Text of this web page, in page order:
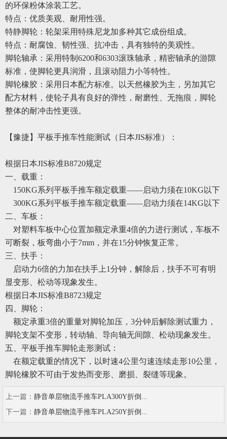
的环保粉体涂装工艺。
特点： 优质美观、耐用性强。
特静脚轮：轮架采用特殊尼龙加多种其它成份组成。
特点：耐腐蚀、韧性强、抗冲击，具有独特的美观性。
脚轮轴承：采用特制 6200和6303滚珠轴承，精密轴承的游隙
标准，使脚轮更具润滑，且滚动阻力小等特性。
脚轮橡胶：采用日本配方标准。以天然橡胶为主，另加其它
配方材料，使轮子具有良好的弹性，耐磨性、无拖痕，脚轮
整体的耐冲击性更强。
【豫捷】 平板手推车性能测试（日本JIS标准）：
根据日本JIS标准B8720规定
一
载重 ：
150KG系列平板手推车额定载重——启动力须在10KG以下
300KG系列平板手推车额定载重——启动力须在14KG以下
二
车板 ：
对塑料车板中心位置加额定承重4倍的力进行测试，车板不
可断裂，板弯曲小于7mm，并在15分钟恢复正常。
三
扶手 ：
启动力6倍的力加在扶手上1分钟，解除后，扶手不可有明
显变形、松动等现象发生。
根据日本JIS标准B8723规定
四
脚轮 ：
额定承重3倍的重量对脚轮加压，3分钟后解除测试重力，
脚轮支架不变形，转动轴、导向轴无间隙、松动现象发生。
五
平板手推车脚轮走形测试 ：
在额定载重的情况下，以时速4公里匀速连续走形10公里，
脚轮橡胶不可由于发热而变形、磨损、裂缝等现象。
上一篇： 静音单层物流手推车PLA300Y折倒...
下一篇： 静音单层物流手推车PLA250Y折倒...